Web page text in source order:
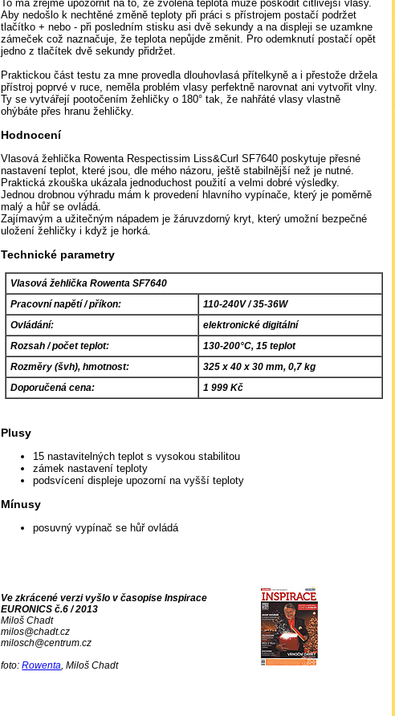
To má zřejmě upozornit na to, že zvolená teplota může poškodit citlivější vlasy.
Aby nedošlo k nechtěné změně teploty při práci s přístrojem postačí podržet
tlačítko + nebo - při posledním stisku asi dvě sekundy a na displeji se uzamkne
zámeček což naznačuje, že teplota nepůjde změnit. Pro odemknutí postačí opět
jedno z tlačítek dvě sekundy přidržet.
Praktickou část testu za mne provedla dlouhovlasá přítelkyně a i přestože držela
přístroj poprvé v ruce, neměla problém vlasy perfektně narovnat ani vytvořit vlny.
Ty se vytvářejí pootočením žehličky o 180° tak, že nahřáté vlasy vlastně
ohýbáte přes hranu žehličky.
Hodnocení
Vlasová žehlička Rowenta Respectissim Liss&Curl SF7640 poskytuje přesné
nastavení teplot, které jsou, dle mého názoru, ještě stabilnější než je nutné.
Praktická zkouška ukázala jednoduchost použití a velmi dobré výsledky.
Jednou drobnou výhradu mám k provedení hlavního vypínače, který je poměrně
malý a hůř se ovládá.
Zajímavým a užitečným nápadem je žáruvzdorný kryt, který umožní bezpečné
uložení žehličky i když je horká.
Technické parametry
Vlasová žehlička Rowenta SF7640
Pracovní napětí / příkon:
110-240V / 35-36W
Ovládání:
elektronické digitální
Rozsah / počet teplot:
130-200°C, 15 teplot
Rozměry (švh), hmotnost:
325 x 40 x 30 mm, 0,7 kg
Doporučená cena:
1 999 Kč
Plusy
15 nastavitelných teplot s vysokou stabilitou
zámek nastavení teploty
podsvícení displeje upozorní na vyšší teploty
Mínusy
posuvný vypínač se hůř ovládá
Ve zkrácené verzi vyšlo v časopise Inspirace
EURONICS č.6 / 2013
Miloš Chadt
milos@chadt.cz
milosch@centrum.cz
foto:Rowenta, Miloš Chadt